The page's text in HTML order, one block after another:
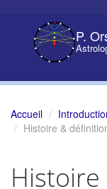
P.
Accueil
Histoire &